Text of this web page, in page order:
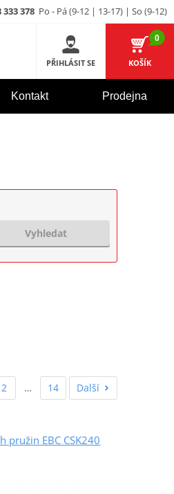
333 378 Po - Pá (9-12 | 13-17) | So (9-12)
PŘIHLÁSIT SE
0
KOŠÍK
Kontakt Prodejna
Vyhledat
2 … 14 Další
pružin EBC CSK240